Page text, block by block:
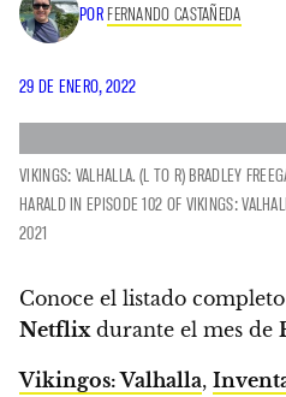
POR FERNANDO CASTAÑEDA
29 DE ENERO, 2022
VIKINGS: VALHALLA. (L TO R) BRADLEY
HARALD IN EPISODE 102 OF VIKINGS:
2021
Conoce el listado
Netflix durante el mes de
Vikingos: Valhalla,